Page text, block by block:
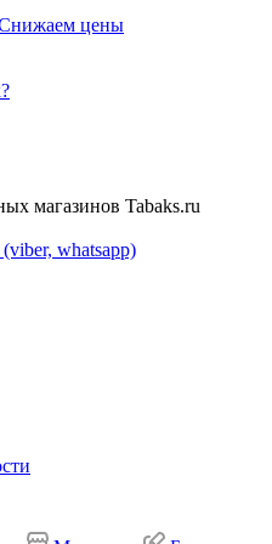
Снижаем цены
магазинов Tabaks.ru
whatsapp)